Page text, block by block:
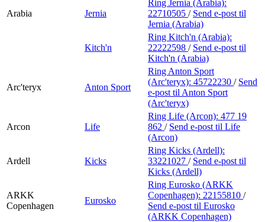
Arabia Jernia
Ring Jernia (Arabia):
22710505 / Send e-post til
Jernia (Arabia)
Kitch'n
Ring Kitch'n (Arabia):
22222598 / Send e-post til
Kitch'n (Arabia)
Arc'teryx Anton Sport
Ring Anton Sport
(Arc'teryx): 45722230 / Send
e-post til Anton Sport
(Arc'teryx)
Arcon Life
Ring Life (Arcon): 477 19
862 / Send e-post til Life
(Arcon)
Ardell Kicks
Ring Kicks (Ardell):
33221027 / Send e-post til
Kicks (Ardell)
ARKK
Copenhagen
Eurosko
Ring Eurosko (ARKK
Copenhagen): 22155810 /
Send e-post til Eurosko
(ARKK Copenhagen)